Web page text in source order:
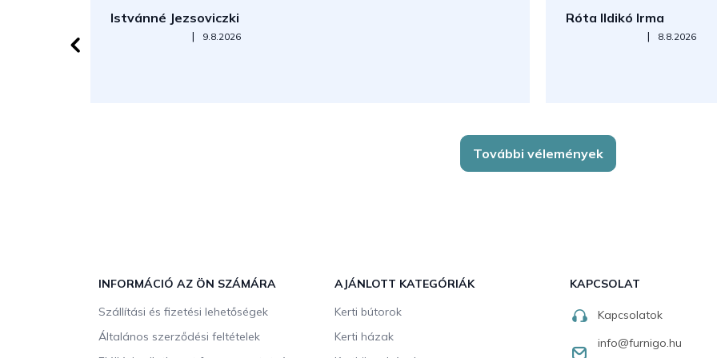
Istvánné Jezsoviczki
Az áruház értékelése 5-ből 5 csillag.
| 9.8.2026
Róta Ildikó Irma
Az áruház értékelése 5-ből
| 8.8.2026
További vélemények
INFORMÁCIÓ AZ ÖN SZÁMÁRA
Szállítási és fizetési lehetőségek
Általános szerződési feltételek
AJÁNLOTT KATEGÓRIÁK
Kerti bútorok
Kerti házak
KAPCSOLAT
Kapcsolatok
info@furnigo.hu